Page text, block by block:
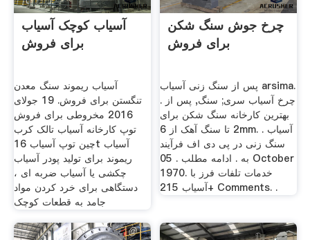
آسیاب کوچک آسیاب
برای فروش
آسیاب ریموند سنگ معدن
تنگستن برای فروش. 19 جولای
2016 مخروطی برای فروش
توپ کارخانه آسیاب تالک کرب
چین توپ آسیاب 16t آسیاب
ریموند برای تولید پودر آسیاب
چکشی یا آسیاب ضربه ای ،
دستگاهی برای خرد کردن مواد
جامد به قطعات کوچک
چرخ جوش سنگ شکن
برای فروش
پس از سنگ زنی آسیاب arsima.
چرخ آسیاب سری; سنگ, پس از .
بهترین کارخانه سنگ شکن برای
2 تا سنگ آهک از 6mm. . آسیاب
سنگ زنی در پی دی اف فرآیند
به . ادامه مطلب . 05 October
1970. خدمات تلفات فرز با
آسیاب 215+ Comments. .